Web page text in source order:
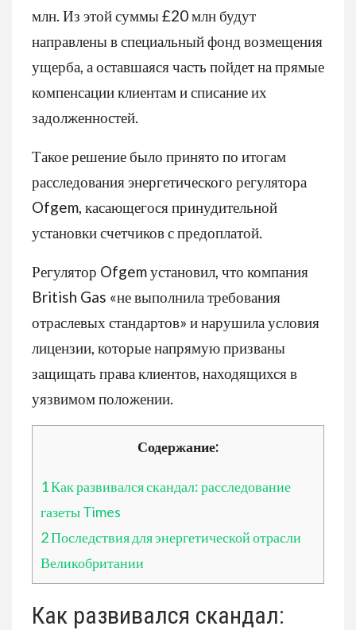
млн. Из этой суммы £20 млн будут
направлены в специальный фонд возмещения
ущерба, а оставшаяся часть пойдет на прямые
компенсации клиентам и списание их
задолженностей.
Такое решение было принято по итогам
расследования энергетического регулятора
Ofgem, касающегося принудительной
установки счетчиков с предоплатой.
Регулятор Ofgem установил, что компания
British Gas «не выполнила требования
отраслевых стандартов» и нарушила условия
лицензии, которые напрямую призваны
защищать права клиентов, находящихся в
уязвимом положении.
Содержание:
1Как развивался скандал: расследование
газеты Times
2Последствия для энергетической отрасли
Великобритании
Как развивался скандал: